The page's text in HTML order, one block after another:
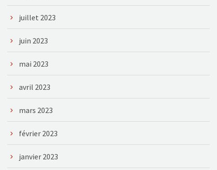
juillet 2023
juin 2023
mai 2023
avril 2023
mars 2023
février 2023
janvier 2023